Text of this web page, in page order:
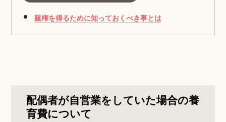
親権を得るために知っておくべき事とは
配偶者が自営業をしていた場合の養
育費について